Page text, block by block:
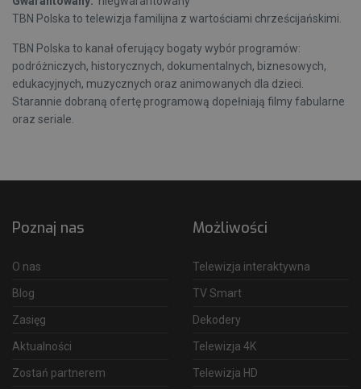
TBN Polska to telewizja familijna z wartościami chrześcijańskimi.
TBN Polska to kanał oferujący bogaty wybór programów:
podróżniczych, historycznych, dokumentalnych, biznesowych,
edukacyjnych, muzycznych oraz animowanych dla dzieci.
Starannie dobraną ofertę programową dopełniają filmy fabularne
oraz seriale.
Poznaj nas
O nas
Blog
Zasięg
Aktualności
Zostań partnerem
Możliwości
Telewizja interaktywna
TV Smart
Dekodery
Telewizja 4K
Telewizja HD